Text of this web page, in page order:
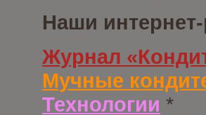
Наши
Журнал
Мучные
Технологии *